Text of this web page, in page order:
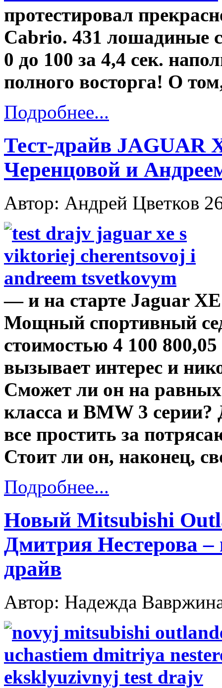
протестировал
Cabrio. 431 лошадиные
0 до 100 за 4,4 сек.
полного восторга! О
Подробнее...
Тест-драйв JAGUAR
Черенцовой и
Автор: Андрей Цветков
— и на старте Jaguar
Мощный спортивный
стоимостью 4 100 800,05
вызывает интерес и
Сможет ли он на
класса и BMW 3
все простить за
Стоит ли он, наконец,
Подробнее...
Новый Mitsubishi
Дмитрия Нестерова
драйв
Автор: Надежда